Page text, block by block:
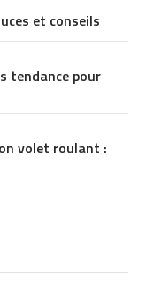
et conseils
tendance pour
volet roulant :